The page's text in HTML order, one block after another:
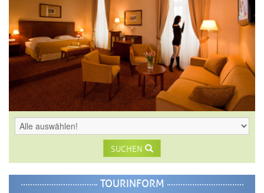
SUCHEN
TOURINFORM